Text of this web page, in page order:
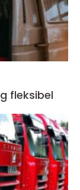
fleksibel